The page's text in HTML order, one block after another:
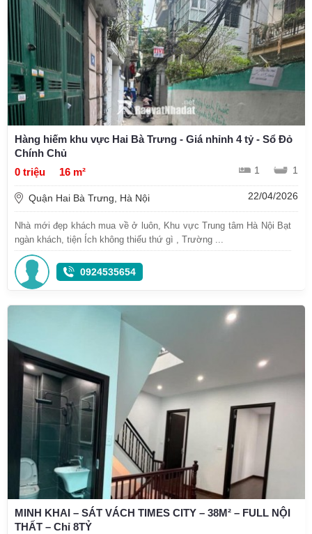
Hàng hiếm khu vực Hai Bà Trưng - Giá nhỉnh 4 tỷ - Sổ Đỏ
Chính Chủ
0 triệu
16 m² 1 1
Quận Hai Bà Trưng, Hà Nội 22/04/2026
Nhà mới đẹp khách mua về ở luôn, Khu vực Trung tâm Hà Nội Bạt
ngàn khách, tiện Ích không thiếu thứ gì , Trường ...
0924535654
MINH KHAI – SÁT VÁCH TIMES CITY – 38M² – FULL NỘI
THẤT – Chỉ 8TỶ